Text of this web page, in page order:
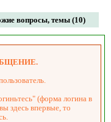
вопросы, темы (10)
(форма логина в
здесь впервые, то